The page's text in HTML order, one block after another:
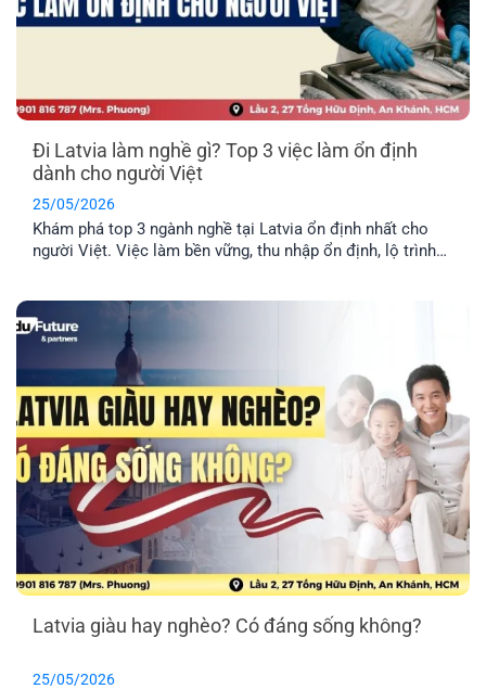
Đi Latvia làm nghề gì? Top 3 việc làm ổn định
dành cho người Việt
25/05/2026
Khám phá top 3 ngành nghề tại Latvia ổn định nhất cho
người Việt. Việc làm bền vững, thu nhập ổn định, lộ trình
Latvia giàu hay nghèo? Có đáng sống không?
25/05/2026